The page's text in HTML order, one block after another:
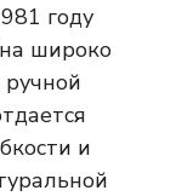
году
широко
ручной
и